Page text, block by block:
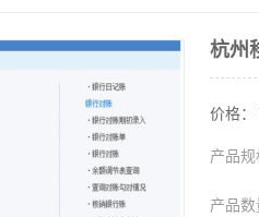
杭州
价格：
产品规
产品数